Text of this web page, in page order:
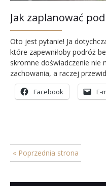
Jak zaplanować
Oto jest pytanie! Ja
które zapewniłoby podróż
skromne doświadczenie nie
zachowania, a raczej
wydarzyć, mając już nawet
Facebook E-
« Poprzednia strona